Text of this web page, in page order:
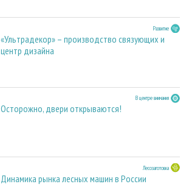
Развитие
«Ультрадекор» – производство связующих и
центр дизайна
В центре внимания
Осторожно, двери открываются!
Лесозаготовка
Динамика рынка лесных машин в России